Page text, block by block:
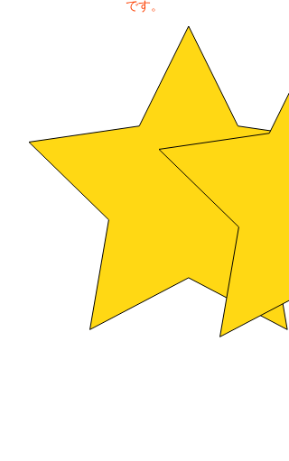
です。